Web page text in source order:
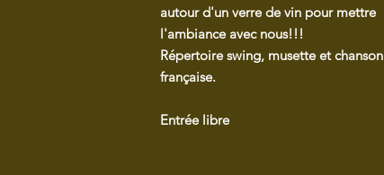
autour d'un verre de vin pour mettre
l'ambiance avec nous!!!
Répertoire swing, musette et chanson
française.
Entrée libre